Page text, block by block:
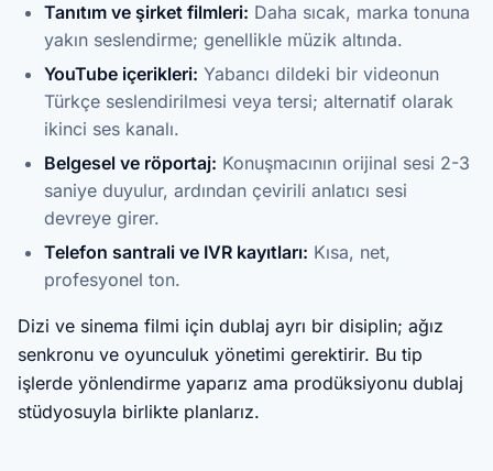
Tanıtım ve şirket filmleri: Daha sıcak, marka tonuna
yakın seslendirme; genellikle müzik altında.
YouTube içerikleri: Yabancı dildeki bir videonun
Türkçe seslendirilmesi veya tersi; alternatif olarak
ikinci ses kanalı.
Belgesel ve röportaj: Konuşmacının orijinal sesi 2-3
saniye duyulur, ardından çevirili anlatıcı sesi
devreye girer.
Telefon santrali ve IVR kayıtları: Kısa, net,
profesyonel ton.
Dizi ve sinema filmi için dublaj ayrı bir disiplin; ağız
senkronu ve oyunculuk yönetimi gerektirir. Bu tip
işlerde yönlendirme yaparız ama prodüksiyonu dublaj
stüdyosuyla birlikte planlarız.